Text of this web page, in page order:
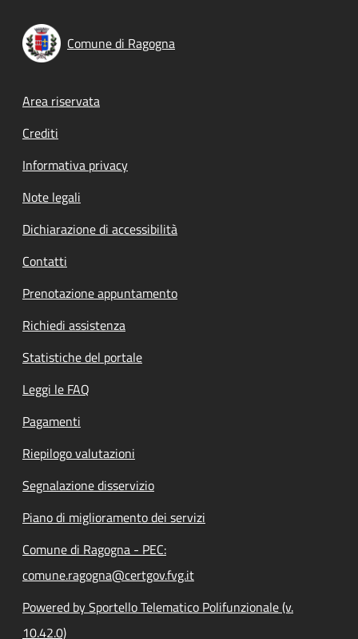
Comune di Ragogna
Footer menu
Area riservata
Crediti
Informativa privacy
Note legali
Dichiarazione di accessibilità
Contatti
Prenotazione appuntamento
Richiedi assistenza
Statistiche del portale
Leggi le FAQ
Pagamenti
Riepilogo valutazioni
Segnalazione disservizio
Piano di miglioramento dei servizi
Comune di Ragogna - PEC:
comune.ragogna@certgov.fvg.it
Powered by Sportello Telematico Polifunzionale (v.
10.42.0)